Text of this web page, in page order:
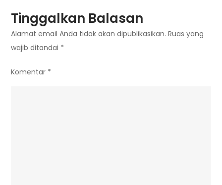
Tinggalkan Balasan
Alamat email Anda tidak akan dipublikasikan. Ruas yang
wajib ditandai *
Komentar *